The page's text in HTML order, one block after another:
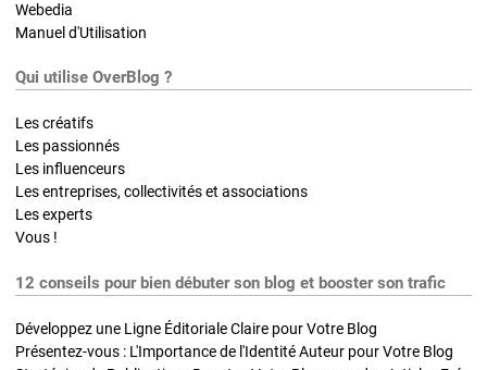
Webedia
Manuel d'Utilisation
Qui utilise OverBlog ?
Les créatifs
Les passionnés
Les influenceurs
Les entreprises, collectivités et associations
Les experts
Vous !
12 conseils pour bien débuter son blog et booster son trafic
Développez une Ligne Éditoriale Claire pour Votre Blog
Présentez-vous : L'Importance de l'Identité Auteur pour Votre Blog